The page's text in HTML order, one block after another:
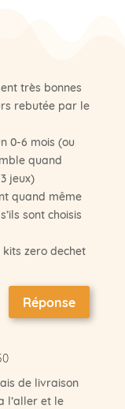
très bonnes
rebutée par le
0-6 mois (ou
quand
jeux)
quand même
sont choisis
zero dechet
Réponse
de livraison
l’aller et le